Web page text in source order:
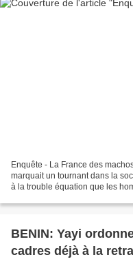
Enquête - La France des
marquait un tournant dans la
à la trouble équation que les
BENIN: Yayi
cadres déjà à la